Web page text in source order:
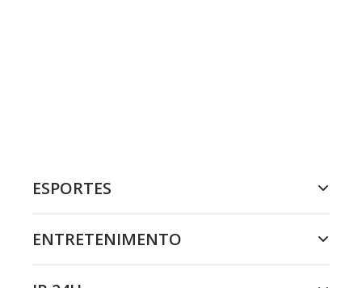
ESPORTES
ENTRETENIMENTO